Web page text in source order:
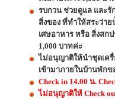
รบกวน ช่วยดูแล และรั
สิ่งของ ที่ทำให้สระว่าย
เศษอาหาร หรือ สิ่งสก
1,000 บาทค่ะ
ไม่อนุญาติให้นำชุดเครื่
เข้ามาภายในบ้านพักข
Check in 14.00 น.
ไม่อนุญาติให้ Check